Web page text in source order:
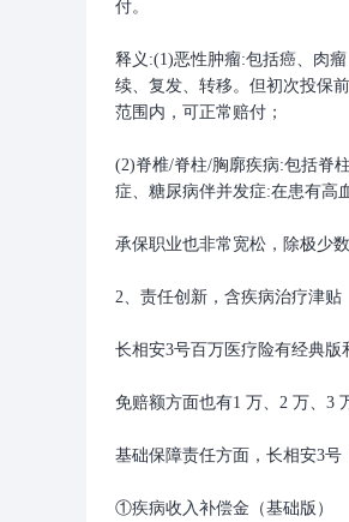
付。
释义:(1)恶性肿瘤:包括癌、肉
续、复发、转移。但初次投保
范围内，可正常赔付；
(2)脊椎/脊柱/胸廓疾病:包括脊
症、糖尿病伴并发症:在患有高
承保职业也非常宽松，除极少
2、责任创新，含疾病治疗津贴
长相安3号百万医疗险有经典版
免赔额方面也有1 万、2 万、3
基础保障责任方面，长相安3号
①疾病收入补偿金（基础版）